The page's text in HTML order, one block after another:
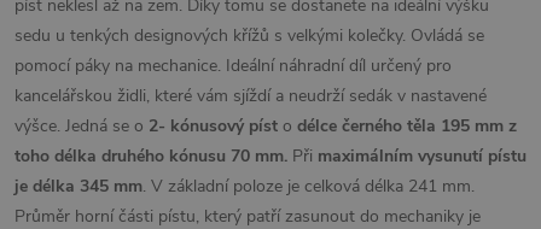
píst neklesl až na zem. Díky tomu se dostanete na ideální výšku
sedu u tenkých designových křížů s velkými kolečky. Ovládá se
pomocí páky na mechanice. Ideální náhradní díl určený pro
kancelářskou židli, které vám sjíždí a neudrží sedák v nastavené
výšce. Jedná se o 2- kónusový píst o délce černého těla 195 mm z
toho délka druhého kónusu 70 mm. Při maximálním vysunutí pístu
je délka 345 mm. V základní poloze je celková délka 241 mm.
Průměr horní části pístu, který patří zasunout do mechaniky je